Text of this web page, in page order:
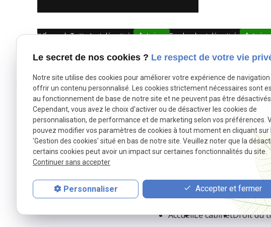
X (formerly Twitter) est désactivé. Autoriser Facebook est désactivé. Autoriser
NOVEIR et BENSASSON
Avocates au Barreau de l’Essonne
09 83
AccueilLe cabinetDroit du
Le secret de nos cookies ? Le respect de votre vie
Notre site utilise des cookies pour améliorer votre expérience de
offrir un contenu personnalisé. Les cookies strictement nécessaires sont
au fonctionnement de base de notre site et ne peuvent pas être désactivés.
Cependant, vous avez le choix d'activer ou de désactiver les cookies de
personnalisation, de performance et de marketing selon vos préférences.
pouvez modifier vos paramètres de cookies à tout moment en cliquant sur
'Gestion des cookies' situé en bas de notre site. Veuillez noter que la
certains cookies peut avoir un impact sur certaines fonctionnalités du site.
Continuer sans accepter
Personnaliser Accepter et fermer